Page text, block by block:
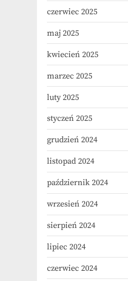
czerwiec 2025
maj 2025
kwiecień 2025
marzec 2025
luty 2025
styczeń 2025
grudzień 2024
listopad 2024
październik 2024
wrzesień 2024
sierpień 2024
lipiec 2024
czerwiec 2024